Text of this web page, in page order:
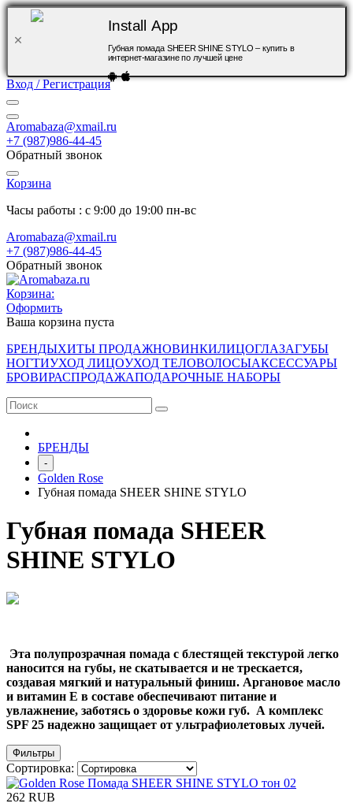
Install App
Губная помада SHEER SHINE STYLO – купить в
интернет-магазине по лучшей цене
Вход / Регистрация
Aromabaza@xmail.ru
+7 (987)986-44-45
Обратный звонок
Корзина
Часы работы : с 9:00 до 19:00 пн-вс
Aromabaza@xmail.ru
+7 (987)986-44-45
Обратный звонок
Корзина:
Оформить
Ваша корзина пуста
БРЕНДЫХИТЫ ПРОДАЖНОВИНКИЛИЦОГЛАЗАГУБЫ
НОГТИУХОД ЛИЦОУХОД ТЕЛОВОЛОСЫАКСЕССУАРЫ
БРОВИРАСПРОДАЖАПОДАРОЧНЫЕ НАБОРЫ
БРЕНДЫ
-
Golden Rose
Губная помада SHEER SHINE STYLO
Губная помада SHEER
SHINE STYLO
Эта полупрозрачная помада с блестящей текстурой легко
наносится на губы, не скатывается и не трескается,
создавая мягкий и натуральный финиш. Аргановое масло
и витамин Е в составе обеспечивают питание и
увлажнение, заботясь о здоровье кожи губ. А комплекс
SPF 25 надежно защищает от ультрафиолетовых лучей.
Фильтры
Сортировка:
262 RUB